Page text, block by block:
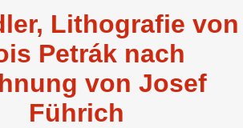
Lithografie von
Petrák nach
von Josef
Führich